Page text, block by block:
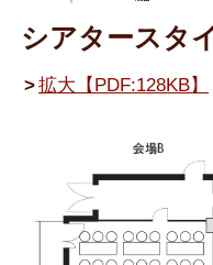
シアタースタ
拡大【PDF:128KB】